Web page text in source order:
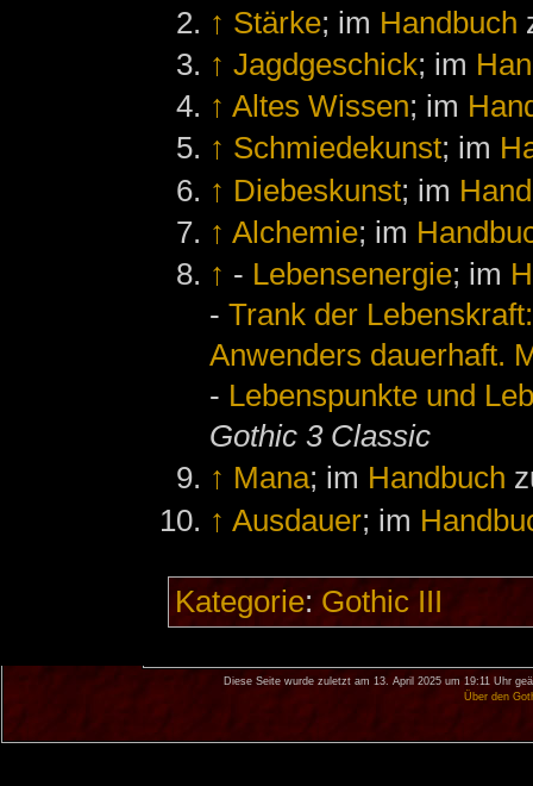
↑ Stärke; im Handbuch
↑ Jagdgeschick; im
↑ Altes Wissen; im
↑ Schmiedekunst; im
↑ Diebeskunst; im
↑ Alchemie; im
↑ - Lebensenergie; im
-Trank der
Anwenders dauerhaft.
- Lebenspunkte und
Gothic 3 Classic
↑ Mana; im Handbuch
↑ Ausdauer; im
Kategorie: Gothic III
Diese Seite wurde zuletzt am 13. April 2025 um 19:11 Uhr
Über den